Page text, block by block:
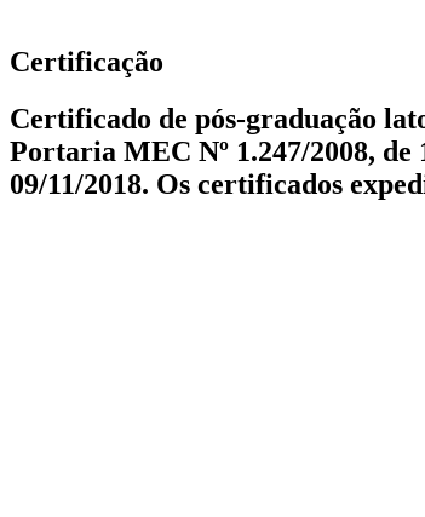
Certificação
Certificado de pós-graduação
Portaria MEC Nº 1.247/2008, de
09/11/2018. Os certificados